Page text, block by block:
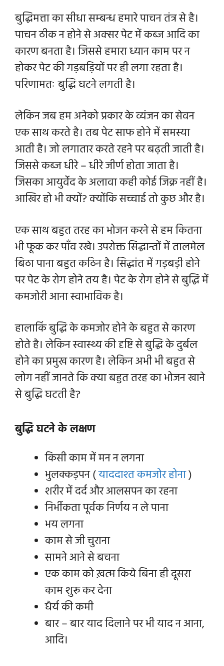
बुद्धिमत्ता का सीधा सम्बन्ध हमारे पाचन तंत्र से है।
पाचन ठीक न होने से अक्सर पेट में कब्ज आदि का
कारण बनता है। जिससे हमारा ध्यान काम पर न
होकर पेट की गड़बड़ियों पर ही लगा रहता है।
परिणामतः बुद्धि घटने लगती है।
लेकिन जब हम अनेको प्रकार के व्यंजन का सेवन
एक साथ करते है। तब पेट साफ होने में समस्या
आती है। जो लगातार करते रहने पर बढ़ती जाती है।
जिससे कब्ज धीरे – धीरे जीर्ण होता जाता है।
जिसका आयुर्वेद के अलावा कही कोई जिक्र नहीं है।
आखिर हो भी क्यों? क्योंकिसच्चाई तो कुछ और है।
एक साथ बहुत तरह का भोजन करने से हम कितना
भी फूक कर पाँव रखे। उपरोक्त सिद्धान्तों में तालमेल
बिठा पाना बहुत कठिन है। सिद्धांत में गड़बड़ी होने
पर पेट के रोग होने तय है। पेट के रोग होने से बुद्धि में
कमजोरी आना स्वाभाविक है।
हालाकिं बुद्धि के कमजोर होने के बहुत से कारण
होते है। लेकिन स्वास्थ्य की दृष्टि से बुद्धि के दुर्बल
होने का प्रमुख कारण है। लेकिन अभी भी बहुत से
लोग नहीं जानते किक्या बहुत तरह का भोजन खाने
से बुद्धि घटती है?
बुद्धि घटने के लक्षण
किसी काम में मन न लगना
भुलक्कड़पन (याददाश्त कमजोर होना)
शरीर में दर्द और आलसपन का रहना
निर्भीकता पूर्वक निर्णय न ले पाना
भय लगना
काम से जी चुराना
सामने आने से बचना
एक काम को ख़त्म किये बिना ही दूसरा
काम शुरू कर देना
धैर्य की कमी
बार – बार याद दिलाने पर भी याद न आना,
आदि।